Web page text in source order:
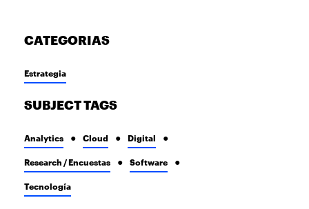
CATEGORIAS
Estrategia
SUBJECT TAGS
Analytics Cloud Digital
Research / Encuestas Software
Tecnología